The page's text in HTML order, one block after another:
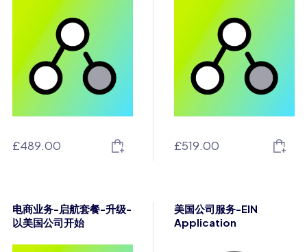
£489.00 £519.00
电商业务-启航套餐-升级-
以美国公司开始
美国公司服务-EIN
Application